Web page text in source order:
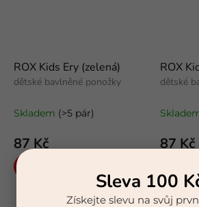
ROX Kids Ery (zelená)
dětské bavlněné ponožky
Skladem (>5 pár)
87 Kč
ROX
dětské
87 Kč
Sleva 100
Získejte slevu na svůj